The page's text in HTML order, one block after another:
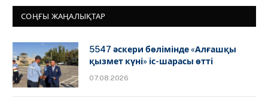
СОҢҒЫ ЖАҢАЛЫҚТАР
5547 әскери бөлімінде «Алғашқы
қызмет күні» іс-шарасы өтті
07.08.2026